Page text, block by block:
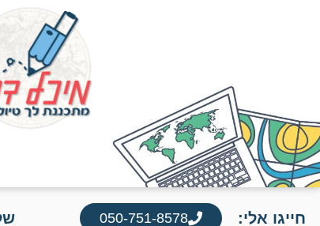
חייגו אלי: 050-751-8578